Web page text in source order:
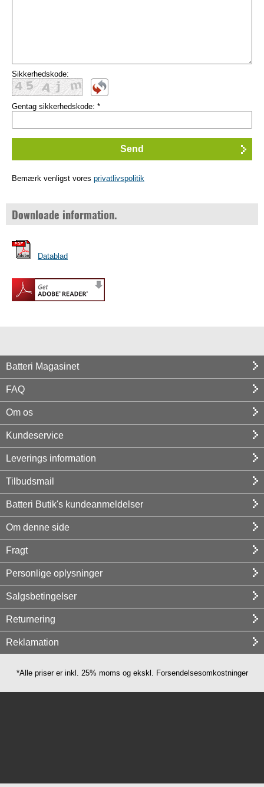
Sikkerhedskode:
Gentag sikkerhedskode: *
Bemærk venligst vores privatlivspolitik
Downloade information.
Datablad
Batteri Magasinet
FAQ
Om os
Kundeservice
Leverings information
Tilbudsmail
Batteri Butik's kundeanmeldelser
Om denne side
Fragt
Personlige oplysninger
Salgsbetingelser
Returnering
Reklamation
*Alle priser er inkl. 25% moms og ekskl. Forsendelsesomkostninger